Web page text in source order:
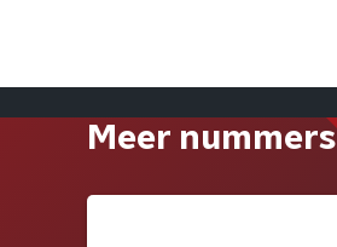
Meer nummers